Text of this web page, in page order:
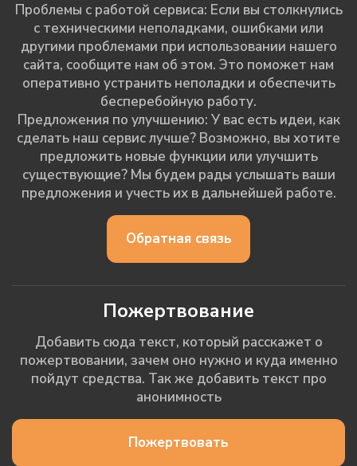
Проблемы с работой сервиса: Если вы столкнулись
с техническими неполадками, ошибками или
другими проблемами при использовании нашего
сайта, сообщите нам об этом. Это поможет нам
оперативно устранить неполадки и обеспечить
бесперебойную работу.
Предложения по улучшению: У вас есть идеи, как
сделать наш сервис лучше? Возможно, вы хотите
предложить новые функции или улучшить
существующие? Мы будем рады услышать ваши
предложения и учесть их в дальнейшей работе.
Обратная связь
Пожертвование
Добавить сюда текст, который расскажет о
пожертвовании, зачем оно нужно и куда именно
пойдут средства. Так же добавить текст про
анонимность
Пожертвовать